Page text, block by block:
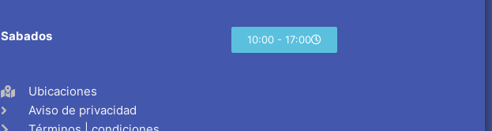
Sabados 10:00 - 17:00
Ubicaciones
Aviso de privacidad